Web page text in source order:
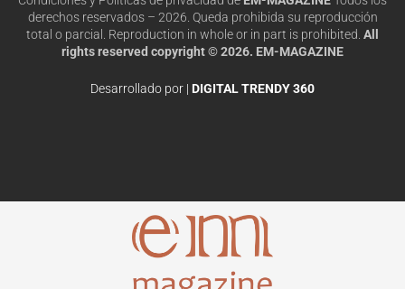
derechos reservados – 2026. Queda prohibida su reproducción
total o parcial. Reproduction in whole or in part is prohibited. All
rights reserved copyright © 2026. EM-MAGAZINE
Desarrollado por | DIGITAL TRENDY 360